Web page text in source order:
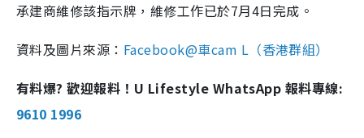
承建商維修該指示牌，維修工作已於7月4日完成。
資料及圖片來源： Facebook@車cam L（香港群組）
有料爆? 歡迎報料！U Lifestyle WhatsApp 報料專線:
9610 1996